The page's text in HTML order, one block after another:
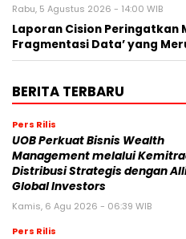
Rabu, 5 Agustus 2026 - 14:00 WIB
Laporan Cision Peringatkan
Fragmentasi Data’ yang
BERITA TERBARU
Pers Rilis
UOB Perkuat Bisnis Wealth
Management melalui
Distribusi Strategis dengan
Global Investors
Kamis, 6 Agu 2026 - 06:39 WIB
Pers Rilis